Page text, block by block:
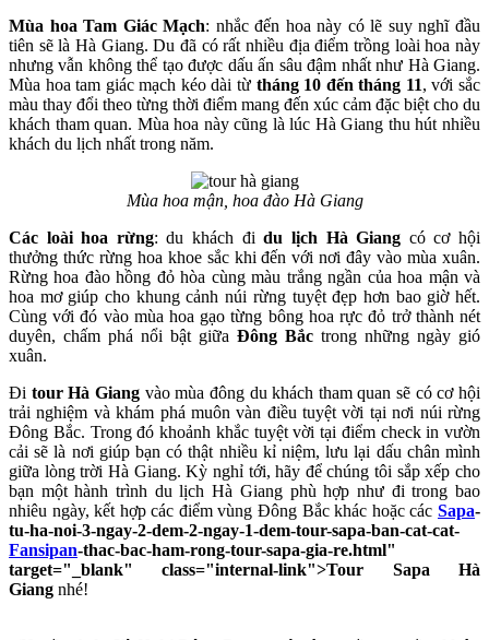
Mùa hoa Tam Giác Mạch: nhắc đến hoa này có lẽ suy nghĩ đầu
tiên sẽ là Hà Giang. Du đã có rất nhiều địa điểm trồng loài hoa này
nhưng vẫn không thể tạo được dấu ấn sâu đậm nhất như Hà Giang.
Mùa hoa tam giác mạch kéo dài từ tháng 10 đến tháng 11, với sắc
màu thay đổi theo từng thời điểm mang đến xúc cảm đặc biệt cho du
khách tham quan. Mùa hoa này cũng là lúc Hà Giang thu hút nhiều
khách du lịch nhất trong năm.
Mùa hoa mận, hoa đào Hà Giang
Các loài hoa rừng: du khách đidu lịch Hà Giang có cơ hội
thưởng thức rừng hoa khoe sắc khi đến với nơi đây vào mùa xuân.
Rừng hoa đào hồng đỏ hòa cùng màu trắng ngần của hoa mận và
hoa mơ giúp cho khung cảnh núi rừng tuyệt đẹp hơn bao giờ hết.
Cùng với đó vào mùa hoa gạo từng bông hoa rực đỏ trở thành nét
duyên, chấm phá nổi bật giữa Đông Bắc trong những ngày gió
xuân.
Đi tour Hà Giangvào mùa đông du khách tham quan sẽ có cơ hội
trải nghiệm và khám phá muôn vàn điều tuyệt vời tại nơi núi rừng
Đông Bắc. Trong đó khoảnh khắc tuyệt vời tại điểm check in vườn
cải sẽ là nơi giúp bạn có thật nhiều kỉ niệm, lưu lại dấu chân mình
giữa lòng trời Hà Giang. Kỳ nghỉ tới, hãy để chúng tôi sắp xếp cho
bạn một hành trình du lịch Hà Giang phù hợp như đi trong bao
nhiêu ngày, kết hợp các điểm vùng Đông Bắc khác hoặc các Sapa-
tu-ha-noi-3-ngay-2-dem-2-ngay-1-dem-tour-sapa-ban-cat-cat-
Fansipan-thac-bac-ham-rong-tour-sapa-gia-re.html"
target="_blank" class="internal-link">Tour Sapa Hà
Giang nhé!